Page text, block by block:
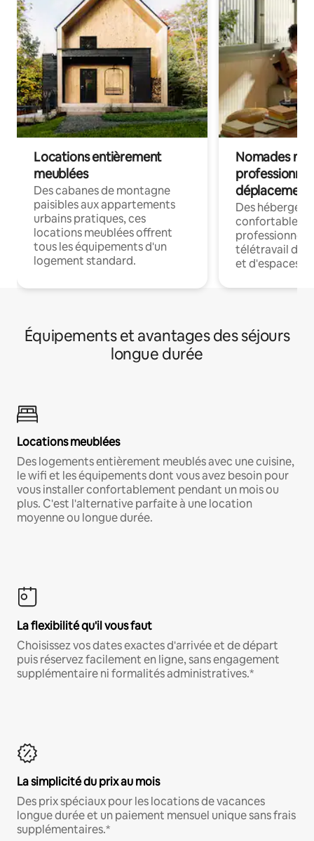
Locations entièrement
meublées
Des cabanes de montagne
paisibles aux appartements
urbains pratiques, ces
locations meublées offrent
tous les équipements d'un
logement standard.
Nomades
déplacement
Des
confortables
professionnels
télétravail
et d'espaces
Équipements et avantages des séjours
longue durée
Locations meublées
Des logements entièrement meublés avec une cuisine,
le wifi et les équipements dont vous avez besoin pour
vous installer confortablement pendant un mois ou
plus. C'est l'alternative parfaite à une location
moyenne ou longue durée.
La flexibilité qu'il vous faut
Choisissez vos dates exactes d'arrivée et de départ
puis réservez facilement en ligne, sans engagement
supplémentaire ni formalités administratives.*
La simplicité du prix au mois
Des prix spéciaux pour les locations de vacances
longue durée et un paiement mensuel unique sans frais
supplémentaires.*